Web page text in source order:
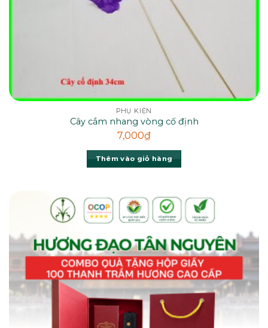
PHỤ KIỆN
Cây cắm nhang vòng cố định
7,000₫
Thêm vào giỏ hàng